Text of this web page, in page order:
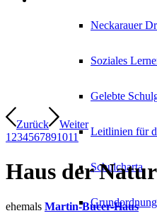
Neckarauer
Soziales
Gelebte
Leitlinien für
Schulcharta
Grundordnung
Zurück
Weiter
1 234567891011
Haus der
ehemals Martin-Bucer-Haus